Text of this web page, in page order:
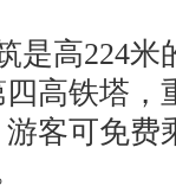
高224米
高铁塔，
客可免